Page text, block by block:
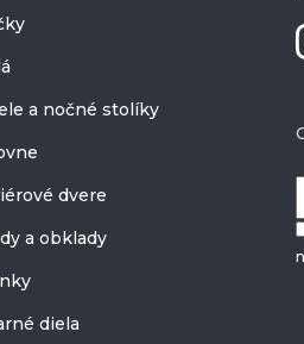
a nočné stolíky
dvere
a obklady
diela